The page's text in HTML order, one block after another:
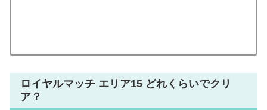
ロイヤルマッチ エリア15 どれくらいでクリ
ア？